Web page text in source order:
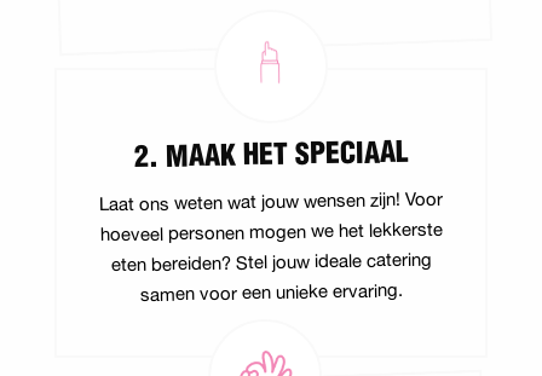
2. MAAK HET SPECIAAL
Laat ons weten wat jouw wensen zijn! Voor
hoeveel personen mogen we het lekkerste
eten bereiden? Stel jouw ideale catering
samen voor een unieke ervaring.